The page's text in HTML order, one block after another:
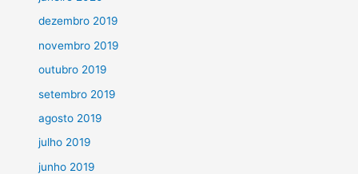
dezembro 2019
novembro 2019
outubro 2019
setembro 2019
agosto 2019
julho 2019
junho 2019